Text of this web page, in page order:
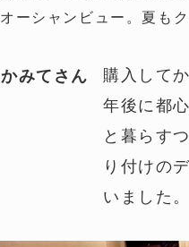
オーシャンビュー。夏も
かみてさん
購入して
年後に都
と暮らす
り付けの
いました。